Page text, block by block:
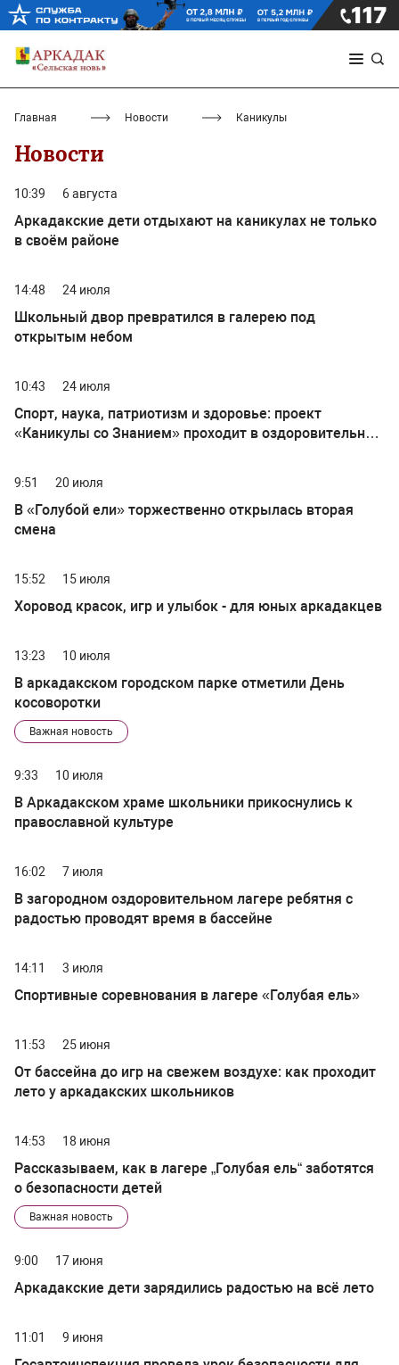
Главная Новости Каникулы
Новости
10:39 6 августа
Аркадакские дети отдыхают на каникулах не только
в своём районе
14:48 24 июля
Школьный двор превратился в галерею под
открытым небом
10:43 24 июля
Спорт, наука, патриотизм и здоровье: проект
«Каникулы со Знанием» проходит в оздоровительных
9:51 20 июля
В «Голубой ели» торжественно открылась вторая
смена
15:52 15 июля
Хоровод красок, игр и улыбок - для юных аркадакцев
13:23 10 июля
В аркадакском городском парке отметили День
косоворотки
Важная новость
9:33 10 июля
В Аркадакском храме школьники прикоснулись к
православной культуре
16:02 7 июля
В загородном оздоровительном лагере ребятня с
радостью проводят время в бассейне
14:11 3 июля
Спортивные соревнования в лагере «Голубая ель»
11:53 25 июня
От бассейна до игр на свежем воздухе: как проходит
лето у аркадакских школьников
14:53 18 июня
Рассказываем, как в лагере „Голубая ель“ заботятся
о безопасности детей
Важная новость
9:00 17 июня
Аркадакские дети зарядились радостью на всё лето
11:01 9 июня